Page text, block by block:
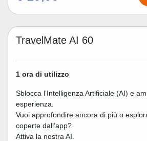
TravelMate AI 60
1 ora di utilizzo
Sblocca l’Intelligenza Artificiale (AI) e
esperienza.
Vuoi approfondire ancora di più o
coperte dall’app?
Attiva la nostra AI.